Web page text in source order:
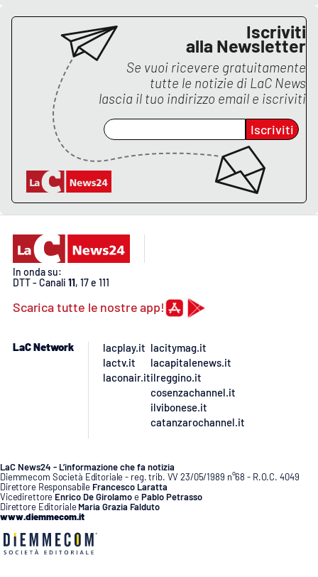
Laconair.it
Lacitymag.it
Lacapitalenews.it
Ilreggino.it
Cosenzachannel.it
Ilvibonese.it
Catanzarochannel.it
APP
Apple
Iscriviti
alla Newsletter
Se vuoi ricevere gratuitamente
tutte le notizie di LaC News
lascia il tuo indirizzo email e iscriviti
Iscriviti
In onda su:
DTT - Canali 11, 17 e 111
Scarica tutte le nostre app!
LaC Network
lacplay.it
lactv.it
laconair.it
lacitymag.it
lacapitalenews.it
ilreggino.it
cosenzachannel.it
ilvibonese.it
catanzarochannel.it
LaC News24 - L’informazione che fa notizia
Diemmecom Società Editoriale - reg. trib. VV 23/05/1989 n°68 - R.O.C. 4049
Direttore Responsabile Francesco Laratta
Vicedirettore Enrico De GirolamoePablo Petrasso
Direttore Editoriale Maria Grazia Falduto
www.diemmecom.it